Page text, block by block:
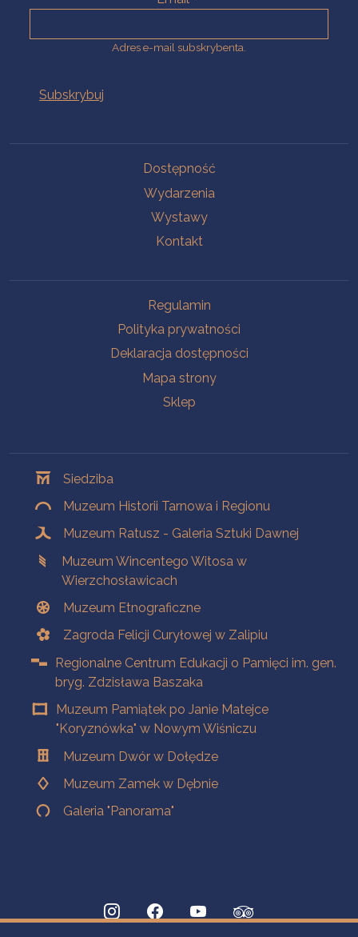
Adres e-mail subskrybenta.
Dostępność
Wydarzenia
Wystawy
Kontakt
Regulamin
Polityka prywatności
Deklaracja dostępności
Mapa strony
Sklep
Siedziba
Muzeum Historii Tarnowa i Regionu
Muzeum Ratusz - Galeria Sztuki Dawnej
Muzeum Wincentego Witosa w
Wierzchosławicach
Muzeum Etnograficzne
Zagroda Felicji Curyłowej w Zalipiu
Regionalne Centrum Edukacji o Pamięci im. gen.
bryg. Zdzisława Baszaka
Muzeum Pamiątek po Janie Matejce
"Koryznówka" w Nowym Wiśniczu
Muzeum Dwór w Dołędze
Muzeum Zamek w Dębnie
Galeria "Panorama"